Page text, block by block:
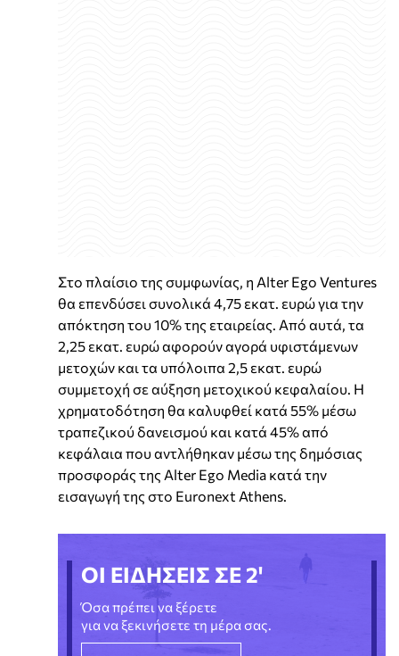
Στο πλαίσιο της συμφωνίας, η Alter Ego Ventures
θα επενδύσει συνολικά 4,75 εκατ. ευρώ για την
απόκτηση του 10% της εταιρείας. Από αυτά, τα
2,25 εκατ. ευρώ αφορούν αγορά υφιστάμενων
μετοχών και τα υπόλοιπα 2,5 εκατ. ευρώ
συμμετοχή σε αύξηση μετοχικού κεφαλαίου. Η
χρηματοδότηση θα καλυφθεί κατά 55% μέσω
τραπεζικού δανεισμού και κατά 45% από
κεφάλαια που αντλήθηκαν μέσω της δημόσιας
προσφοράς της Alter Ego Media κατά την
εισαγωγή της στο Euronext Athens.
ΟΙ ΕΙΔΗΣΕΙΣ ΣΕ 2'
Όσα πρέπει να ξέρετε
για να ξεκινήσετε τη μέρα σας.